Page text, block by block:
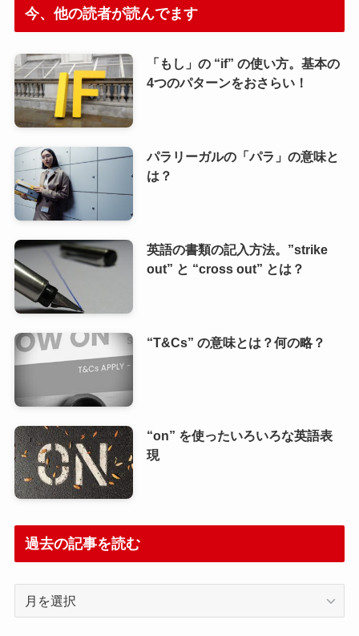
今、他の読者が読んでます
「もし」の “if” の使い方。基本の
4つのパターンをおさらい！
パラリーガルの「パラ」の意味と
は？
英語の書類の記入方法。”strike
out” と “cross out” とは？
“T&Cs” の意味とは？何の略？
“on” を使ったいろいろな英語表
現
過去の記事を読む